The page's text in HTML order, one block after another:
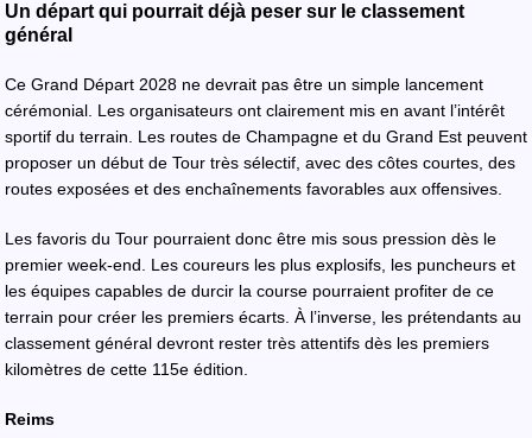
Un départ qui pourrait déjà peser sur le classement
général
Ce Grand Départ 2028 ne devrait pas être un simple lancement
cérémonial. Les organisateurs ont clairement mis en avant l’intérêt
sportif du terrain. Les routes de Champagne et du Grand Est peuvent
proposer un début de Tour très sélectif, avec des côtes courtes, des
routes exposées et des enchaînements favorables aux offensives.
Les favoris du Tour pourraient donc être mis sous pression dès le
premier week-end. Les coureurs les plus explosifs, les puncheurs et
les équipes capables de durcir la course pourraient profiter de ce
terrain pour créer les premiers écarts. À l’inverse, les prétendants au
classement général devront rester très attentifs dès les premiers
kilomètres de cette 115e édition.
Reims